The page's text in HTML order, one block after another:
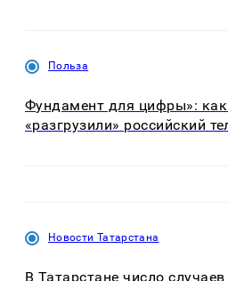
Польза
Фундамент для цифры»:
«разгрузили» российский
Новости Татарстана
В Татарстане число